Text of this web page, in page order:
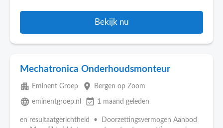
Bekijk nu
Mechatronica Onderhoudsmonteur
apartment Eminent Groep place Bergen op Zoom
language eminentgroep.nl event_available 1 maand geleden
en resultaatgerichtheid • Doorzettingsvermogen Aanbod